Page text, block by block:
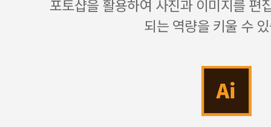
포토샵을 활용하여 사진과 이미지를 편
되는 역량을 키울 수